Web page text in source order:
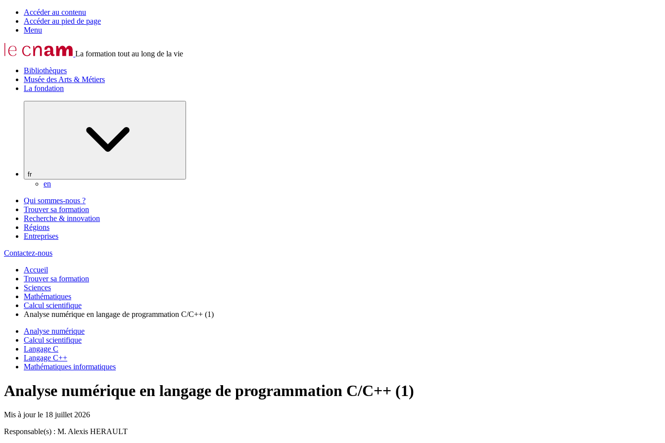
Accéder au contenu
Accéder au pied de page
Menu
La formation tout au long de la vie
Bibliothèques
Musée des Arts & Métiers
La fondation
fr
en
Qui sommes-nous ?
Trouver sa formation
Recherche & innovation
Régions
Entreprises
Contactez-nous
Accueil
Trouver sa formation
Sciences
Mathématiques
Calcul scientifique
Analyse numérique en langage de programmation C/C++ (1)
Analyse numérique
Calcul scientifique
Langage C
Langage C++
Mathématiques informatiques
Analyse numérique en langage de programmation C/C++ (1)
Mis à jour le 18 juillet 2026
Responsable(s) : M. Alexis HERAULT